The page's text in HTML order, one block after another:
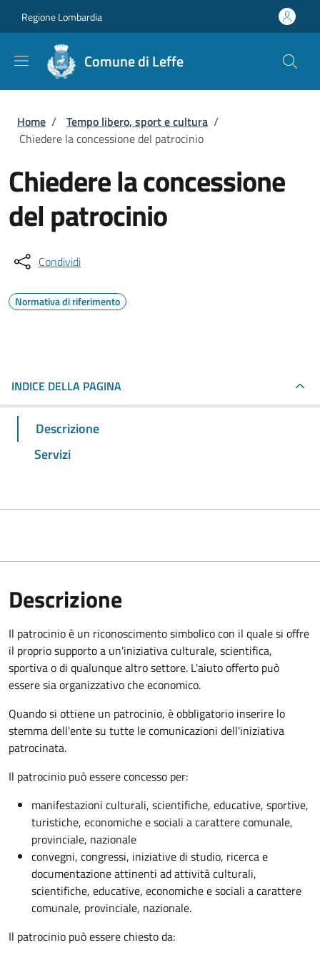
Regione Lombardia
Comune di Leffe
Briciole di pane
Home / Tempo libero, sport e cultura /
Chiedere la concessione del patrocinio
Chiedere la concessione
del patrocinio
Condividi
Normativa di riferimento
INDICE DELLA PAGINA
Descrizione
Servizi
Descrizione
Il patrocinio è un riconoscimento simbolico con il quale si offre
il proprio supporto a un'iniziativa culturale, scientifica,
sportiva o di qualunque altro settore. L'aiuto offerto può
essere sia organizzativo che economico.
Quando si ottiene un patrocinio, è obbligatorio inserire lo
stemma dell'ente su tutte le comunicazioni dell'iniziativa
patrocinata.
Il patrocinio può essere concesso per:
manifestazioni culturali, scientifiche, educative, sportive,
turistiche, economiche e sociali a carattere comunale,
provinciale, nazionale
convegni, congressi, iniziative di studio, ricerca e
documentazione attinenti ad attività culturali,
scientifiche, educative, economiche e sociali a carattere
comunale, provinciale, nazionale.
Il patrocinio può essere chiesto da: